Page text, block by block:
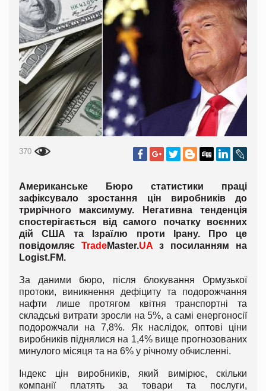
370
Американське Бюро статистики праці
зафіксувало зростання цін виробників до
трирічного максимуму. Негативна тенденція
спостерігається від самого початку воєнних
дій США та Ізраїлю проти Ірану. Про це
повідомляє TradeMaster.UA з посиланням на
Logist.FM.
За даними бюро, після блокування Ормузької
протоки, виникнення дефіциту та подорожчання
нафти лише протягом квітня транспортні та
складські витрати зросли на 5%, а самі енергоносії
подорожчали на 7,8%. Як наслідок, оптові ціни
виробників піднялися на 1,4% вище прогнозованих
минулого місяця та на 6% у річному обчисленні.
Індекс цін виробників, який вимірює, скільки
компанії платять за товари та послуги,